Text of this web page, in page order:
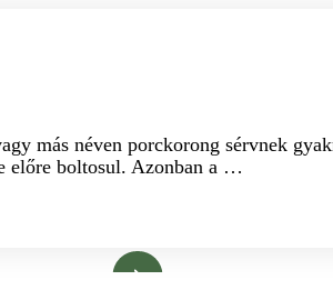
más néven porckorong sérvnek
előre boltosul. Azonban a …